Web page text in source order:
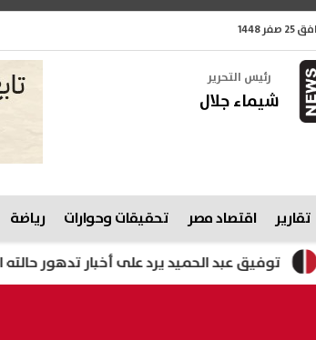
رئيس التحرير
شيماء جلال
تقارير اقتصاد مصر تحقيقات وحوارات رياضة
عبد الحميد يرد على أخبار تدهور حالته الصحية